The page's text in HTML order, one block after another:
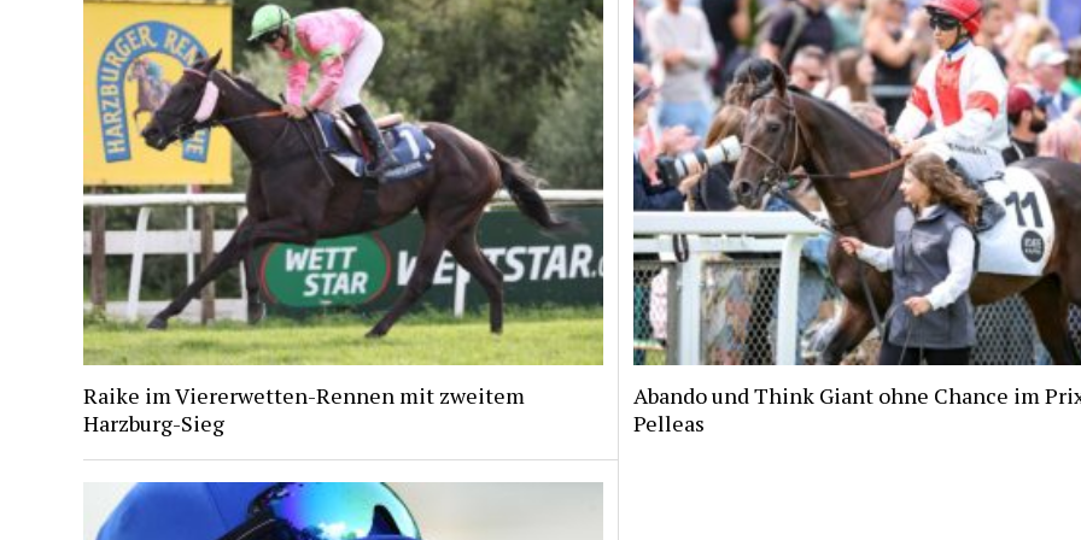
Raike im Viererwetten-Rennen mit zweitem
Harzburg-Sieg
Abando und Think Giant ohne Chance im
Pelleas